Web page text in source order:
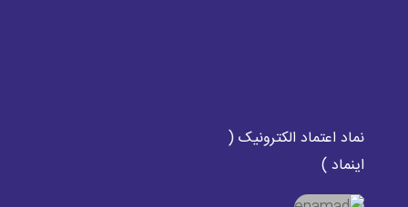
نماد اعتماد الکترونیک (
اینماد )